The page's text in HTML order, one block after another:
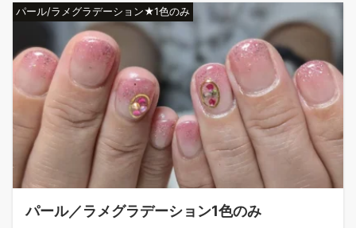
パール/ラメグラデーション★1色のみ
パール／ラメグラデーション1色のみ